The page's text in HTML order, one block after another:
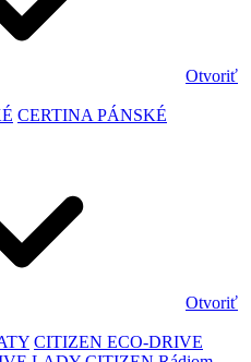
Otvoriť
CERTINA PÁNSKÉ
Otvoriť
CITIZEN ECO-DRIVE